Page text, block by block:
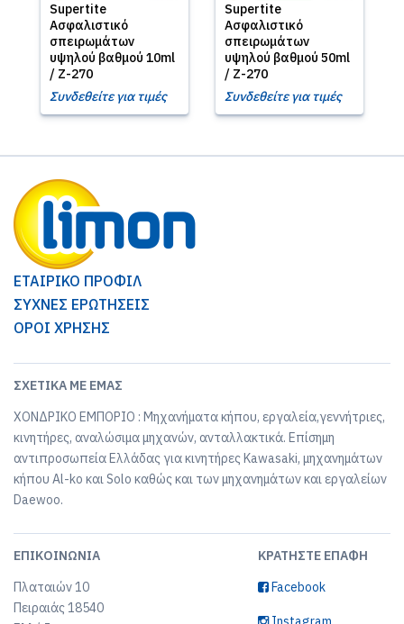
Supertite
Ασφαλιστικό
σπειρωμάτων
υψηλού βαθμού 10ml
/ Ζ-270
Συνδεθείτε για τιμές
Supertite
Ασφαλιστικό
σπειρωμάτων
υψηλού βαθμού 50ml
/ Ζ-270
Συνδεθείτε για τιμές
ΕΤΑΙΡΙΚΟ ΠΡΟΦΙΛ
ΣΥΧΝΕΣ ΕΡΩΤΗΣΕΙΣ
ΟΡΟΙ ΧΡΗΣΗΣ
ΣΧΕΤΙΚΆ ΜΕ ΕΜΆΣ
ΧΟΝΔΡΙΚΟ ΕΜΠΟΡΙΟ : Μηχανήματα κήπου, εργαλεία,γεννήτριες,
κινητήρες, αναλώσιμα μηχανών, ανταλλακτικά. Επίσημη
αντιπροσωπεία Ελλάδας για κινητήρες Kawasaki, μηχανημάτων
κήπου Al-ko και Solo καθώς και των μηχανημάτων και εργαλείων
Daewoo.
ΕΠΙΚΟΙΝΩΝΊΑ
Πλαταιών 10
Πειραιάς 18540
ΚΡΑΤΉΣΤΕ ΕΠΑΦΉ
Facebook